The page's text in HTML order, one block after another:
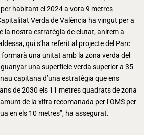
habitant el 2024 a vora 9 metres
Verda de València ha vingut per a
la nostra estratègia de ciutat, anirem a
qui s’ha referit al projecte del Parc
formarà una unitat amb la zona verda del
una superfície verda superior a 35
capitana d’una estratègia que ens
de 2030 els 11 metres quadrats de zona
de la xifra recomanada per l’OMS per
en els 10 metres”, ha assegurat.